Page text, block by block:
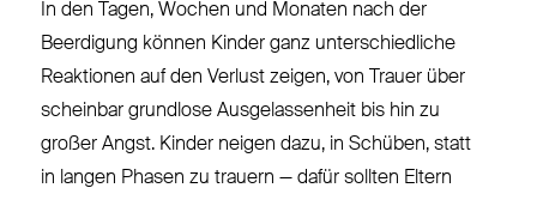
In den Tagen, Wochen und Monaten nach der
Beerdigung können Kinder ganz unterschiedliche
Reaktionen auf den Verlust zeigen, von Trauer über
scheinbar grundlose Ausgelassenheit bis hin zu
großer Angst. Kinder neigen dazu, in Schüben, statt
in langen Phasen zu trauern — dafür sollten Eltern